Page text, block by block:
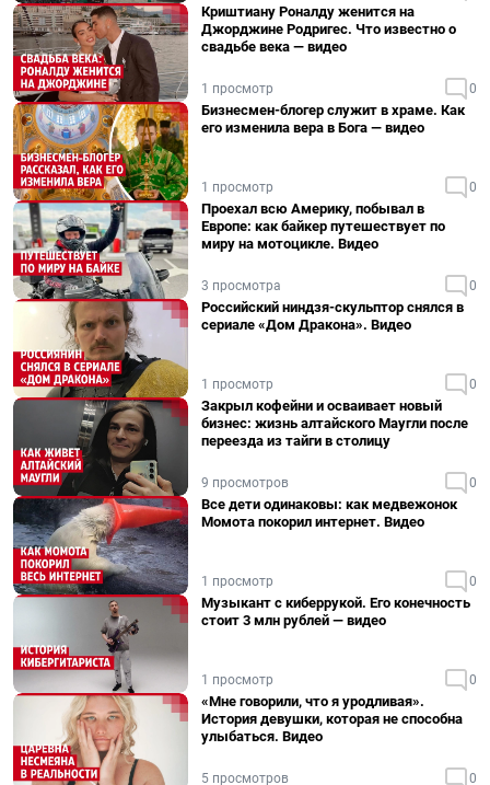
Криштиану Роналду женится на
Джорджине Родригес. Что известно о
свадьбе века — видео
1 просмотр 0
Бизнесмен-блогер служит в храме. Как
его изменила вера в Бога — видео
1 просмотр 0
Проехал всю Америку, побывал в
Европе: как байкер путешествует по
миру на мотоцикле. Видео
3 просмотра 0
Российский ниндзя-скульптор снялся в
сериале «Дом Дракона». Видео
1 просмотр 0
Закрыл кофейни и осваивает новый
бизнес: жизнь алтайского Маугли после
переезда из тайги в столицу
9 просмотров 0
Все дети одинаковы: как медвежонок
Момота покорил интернет. Видео
1 просмотр 0
Музыкант с киберрукой. Его конечность
стоит 3 млн рублей — видео
1 просмотр 0
«Мне говорили, что я уродливая».
История девушки, которая не способна
улыбаться. Видео
5 просмотров 0